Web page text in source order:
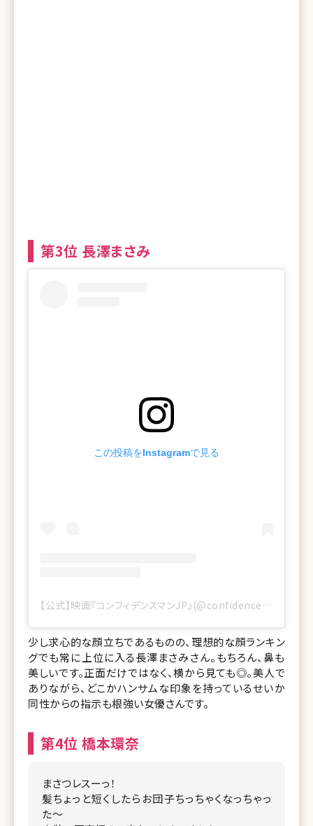
第3位 長澤まさみ
この投稿をInstagramで見る
【公式】映画『コンフィデンスマンJP』(@confidenceman_jp)がシェアした投稿
少し求心的な顔立ちであるものの、理想的な顔ランキン
グでも常に上位に入る長澤まさみさん。もちろん、鼻も
美しいです。正面だけではなく、横から見ても◎。美人で
ありながら、どこかハンサムな印象を持っているせいか
同性からの指示も根強い女優さんです。
第4位 橋本環奈
まさつレスーっ！
髪ちょっと短くしたらお団子ちっちゃくなっちゃっ
た〜